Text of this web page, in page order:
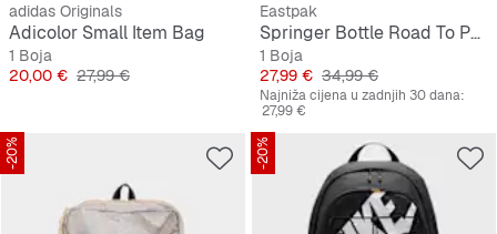
adidas Originals
Adicolor Small Item Bag
1 Boja
Cijena
20,00 € Originalna cijena
27,99 €
Eastpak
Springer Bottle Road To Patches
1 Boja
Cijena
27,99 € Originalna cijena
34,99 €
Najniža cijena u zadnjih 30 dana:
27,99 €
-20% -20%